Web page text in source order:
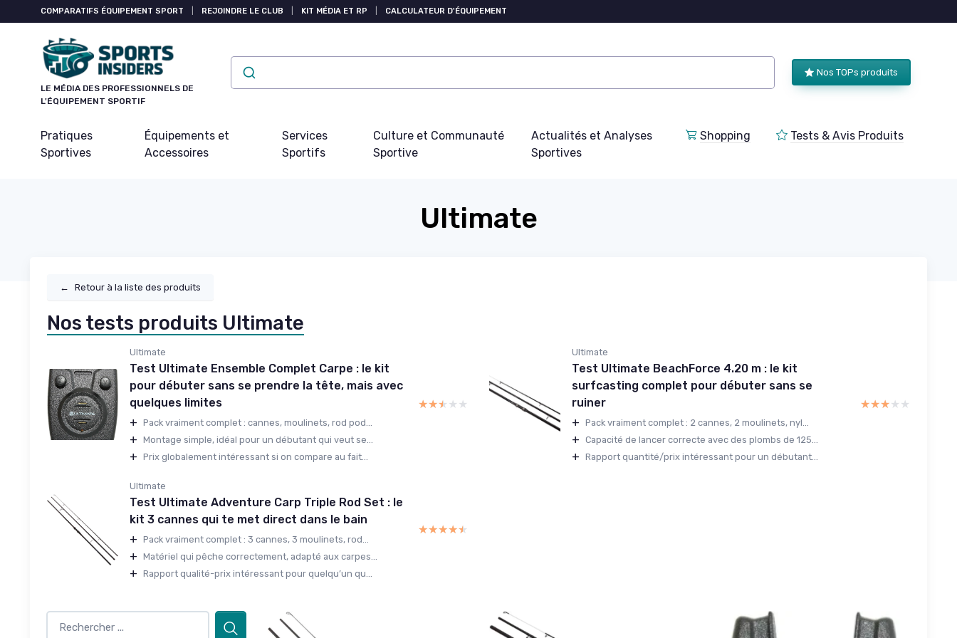
COMPARATIFS ÉQUIPEMENT SPORT REJOINDRE LE CLUB KIT MÉDIA ET RP CALCULATEUR D'ÉQUIPEMENT
LE MÉDIA DES PROFESSIONNELS DE
L'ÉQUIPEMENT SPORTIF
Nos TOPs produits
Pratiques
Sportives
Équipements et
Accessoires
Services
Sportifs
Culture et Communauté
Sportive
Actualités et Analyses
Sportives
Shopping Tests & Avis Produits
Ultimate
← Retour à la liste des produits
Nos tests produits Ultimate
Ultimate
Test Ultimate Ensemble Complet Carpe : le kit
pour débuter sans se prendre la tête, mais avec
quelques limites
+ Pack vraiment complet : cannes, moulinets, rod pod...
+ Montage simple, idéal pour un débutant qui veut se...
+ Prix globalement intéressant si on compare au fait...
★★★★★
★★★★★
Ultimate
Test Ultimate BeachForce 4.20 m : le kit
surfcasting complet pour débuter sans se
ruiner
+ Pack vraiment complet : 2 cannes, 2 moulinets, nyl...
+ Capacité de lancer correcte avec des plombs de 125...
+ Rapport quantité/prix intéressant pour un débutant...
★★★★★
★★★★★
Ultimate
Test Ultimate Adventure Carp Triple Rod Set : le
kit 3 cannes qui te met direct dans le bain
+ Pack vraiment complet : 3 cannes, 3 moulinets, rod...
+ Matériel qui pêche correctement, adapté aux carpes...
+ Rapport qualité-prix intéressant pour quelqu’un qu...
★★★★★
★★★★★
Panneau de gestion des cookies